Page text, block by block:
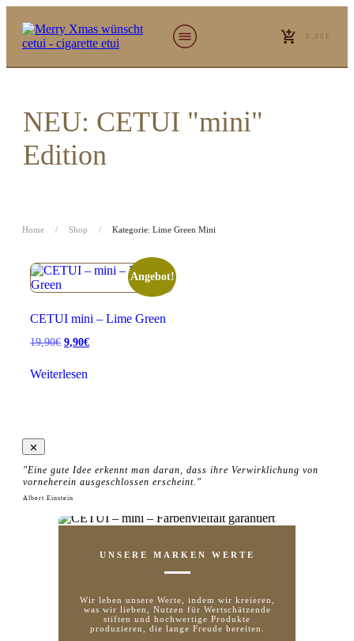
0,00€
NEU: CETUI "mini"
Edition
Home / Shop / Kategorie: Lime Green Mini
Angebot!
CETUI mini – Lime Green
19,90€ Ursprünglicher
war:
19,90€
9,90€Aktueller
Weiterlesen
"Eine gute Idee erkennt man daran, dass ihre Verwirklichung von
vorneherein ausgeschlossen erscheint."
Albert Einstein
UNSERE MARKEN WERTE
Wir leben unsere Werte, indem wir kreieren,
was wir lieben, Nutzen für Wertschätzende
stiften und hochwertige Produkte
produzieren, die lange Freude bereiten.